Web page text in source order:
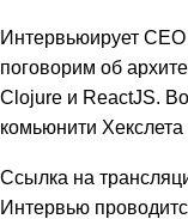
Интервьюирует
поговорим об
Clojure и ReactJS.
комьюнити
Ссылка на
Интервью